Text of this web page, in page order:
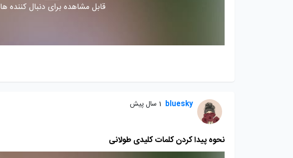
قابل مشاهده برای دنبال کننده ها
bluesky 1 سال پیش
نحوه پیدا کردن کلمات کلیدی طولانی